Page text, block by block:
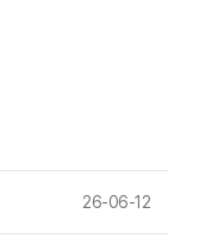
26-06-12